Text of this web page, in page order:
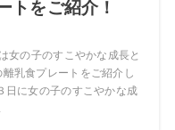
トをご紹介！
女の子のすこやかな成長と
乳食プレートをご紹介し
に女の子のすこやかな成